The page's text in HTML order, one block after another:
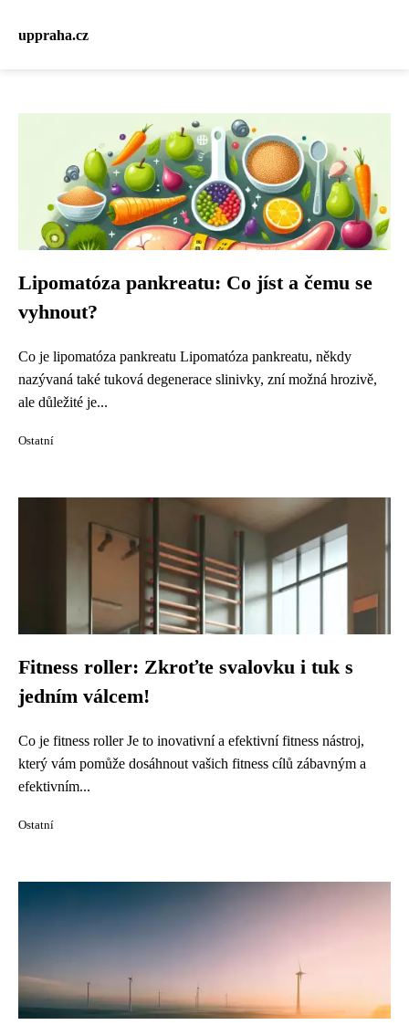
uppraha.cz
Lipomatóza pankreatu: Co jíst a čemu se
vyhnout?
Co je lipomatóza pankreatu Lipomatóza pankreatu, někdy
nazývaná také tuková degenerace slinivky, zní možná hrozivě,
ale důležité je...
Ostatní
Fitness roller: Zkroťte svalovku i tuk s
jedním válcem!
Co je fitness roller Je to inovativní a efektivní fitness nástroj,
který vám pomůže dosáhnout vašich fitness cílů zábavným a
efektivním...
Ostatní